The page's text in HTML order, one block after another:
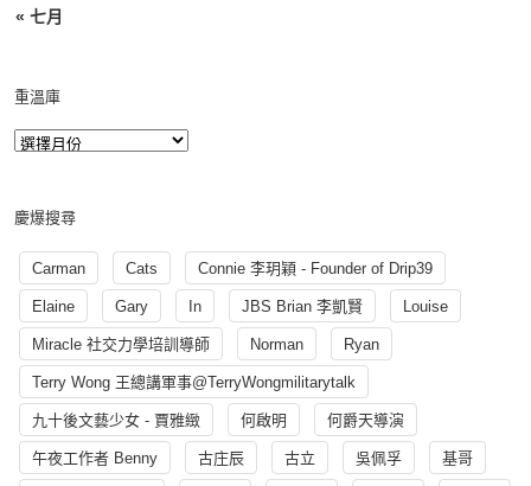
« 七月
重溫庫
慶爆搜尋
Carman Cats Connie 李玥穎 - Founder of Drip39
Elaine Gary In JBS Brian 李凱賢 Louise
Miracle 社交力學培訓導師 Norman Ryan
Terry Wong 王總講軍事@TerryWongmilitarytalk
九十後文藝少女 - 賈雅緻 何啟明 何爵天導演
午夜工作者 Benny 古庄辰 古立 吳佩孚 基哥